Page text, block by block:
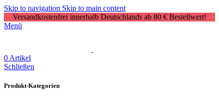
Skip to navigation Skip to main content
Versandkostenfrei innerhalb Deutschlands ab 80 € Bestellwert!
Menü
0 Artikel
Schließen
Produkt-Kategorien